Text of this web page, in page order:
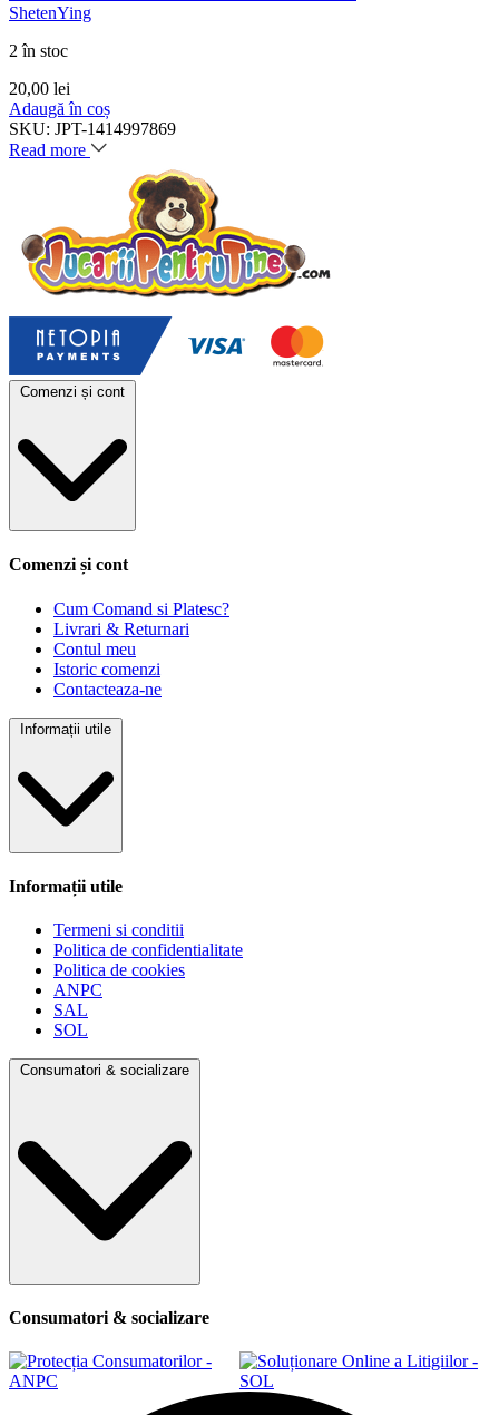
ShetenYing
2 în stoc
20,00 lei
Adaugă în coș
SKU: JPT-1414997869
Read more
Comenzi și cont
Comenzi și cont
Cum Comand si Platesc?
Livrari & Returnari
Contul meu
Istoric comenzi
Contacteaza-ne
Informații utile
Informații utile
Termeni si conditii
Politica de confidentialitate
Politica de cookies
ANPC
SAL
SOL
Consumatori & socializare
Consumatori & socializare